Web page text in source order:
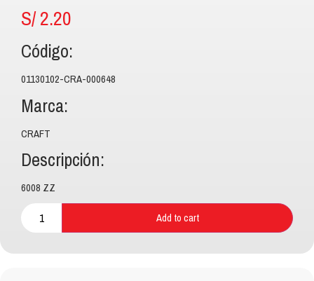
S/2.20
Código:
01130102-CRA-000648
Marca:
CRAFT
Descripción:
6008 ZZ
Add to cart